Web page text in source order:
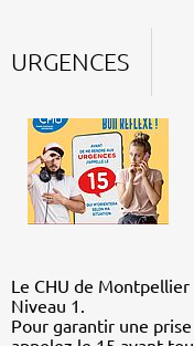
URGENCES
Le CHU de
Niveau 1.
Pour garantir une